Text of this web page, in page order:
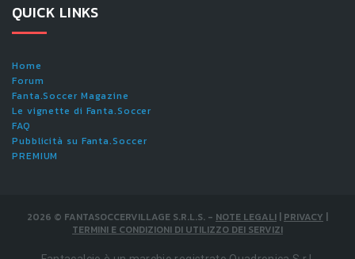
QUICK LINKS
Home
Forum
Fanta.Soccer Magazine
Le vignette di Fanta.Soccer
FAQ
Pubblicità su Fanta.Soccer
PREMIUM
2026 © FANTASOCCERVILLAGE S.R.L.S. - NOTE LEGALI | PRIVACY |
TERMINI E CONDIZIONI DI UTILIZZO DEI SERVIZI